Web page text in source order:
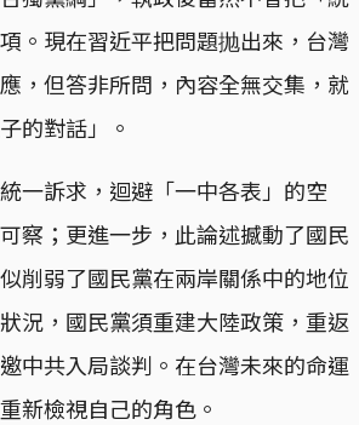
。現在習近平把問題抛出來，台灣
，但答非所問，內容全無交集，就
的對話」。
一訴求，迴避「一中各表」的空
察；更進一步，此論述撼動了國民
削弱了國民黨在兩岸關係中的地位
況，國民黨須重建大陸政策，重返
中共入局談判。在台灣未來的命運
新檢視自己的角色。